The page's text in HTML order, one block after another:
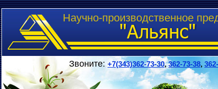
Научно-производственное
Звоните: +7(343)362-73-30,362-73-38,